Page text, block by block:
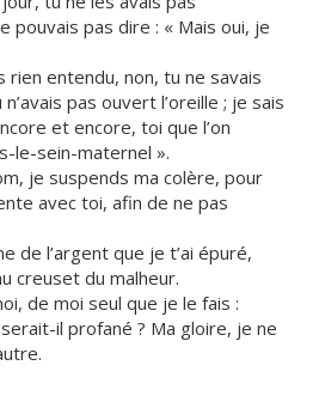
pouvais pas dire : « Mais oui, je
rien entendu, non, tu ne savais
pas ouvert l’oreille ; je sais
et encore, toi que l’on
le-sein-maternel ».
je suspends ma colère, pour
avec toi, afin de ne pas
de l’argent que je t’ai épuré,
creuset du malheur.
de moi seul que je le fais :
il profané ? Ma gloire, je ne